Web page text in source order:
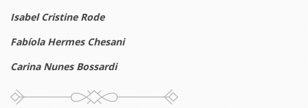
Isabel Cristine Rode
Fabíola Hermes Chesani
Carina Nunes Bossardi